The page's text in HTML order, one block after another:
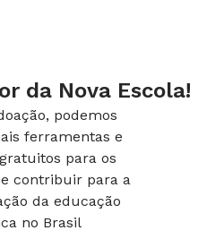
: passou a ser
permanente de
da Educação Básica
da Nova Escola!
podemos
ferramentas e
para os
contribuir para a
da educação
no Brasil